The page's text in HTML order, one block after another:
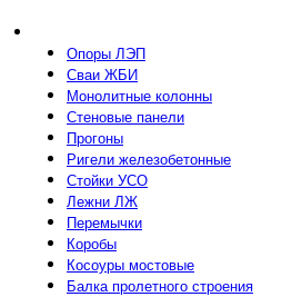
Опоры ЛЭП
Сваи ЖБИ
Монолитные колонны
Стеновые панели
Прогоны
Ригели железобетонные
Стойки УСО
Лежни ЛЖ
Перемычки
Коробы
Косоуры мостовые
Балка пролетного строения